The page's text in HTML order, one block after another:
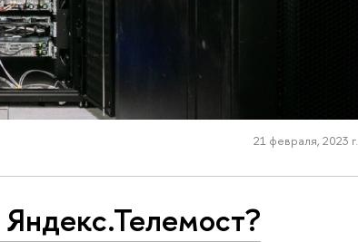
21 февраля, 2023 г.